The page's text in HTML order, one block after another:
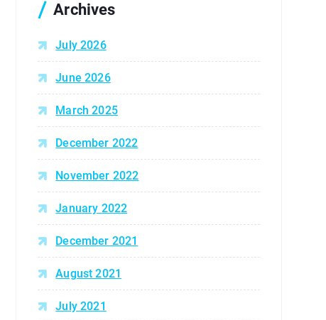
:
Archives
July 2026
June 2026
March 2025
December 2022
November 2022
January 2022
December 2021
August 2021
July 2021